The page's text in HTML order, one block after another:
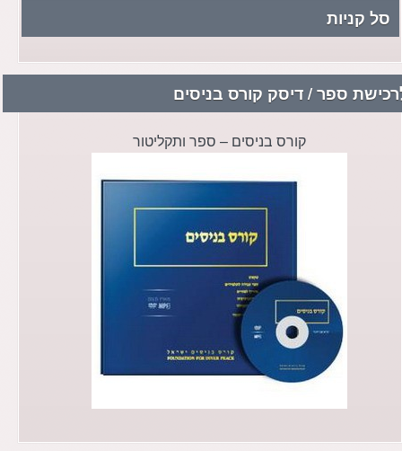
סל קניות
ספר / דיסק קורס בניסים
קורס בניסים – ספר ותקליטור